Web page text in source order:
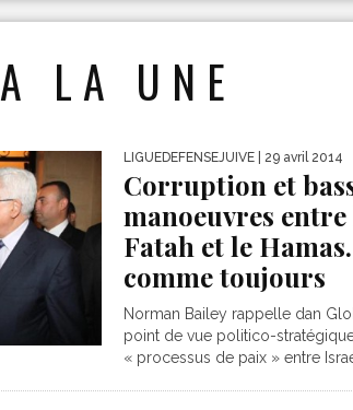
A LA UNE
LIGUEDEFENSEJUIVE | 29 avril 2014
Corruption et
manoeuvres entre
Fatah et le
comme toujours
Norman Bailey rappelle dan
point de vue politico-
« processus de paix » entre